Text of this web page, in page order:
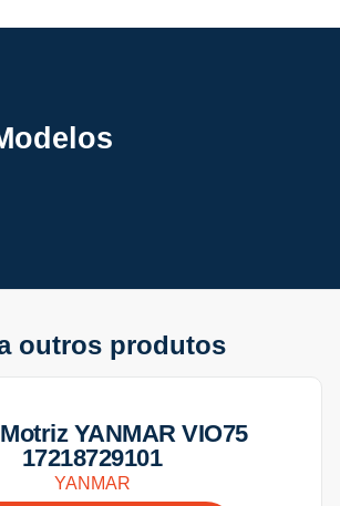
outros produtos
YANMAR VIO75
17218729101
YANMAR